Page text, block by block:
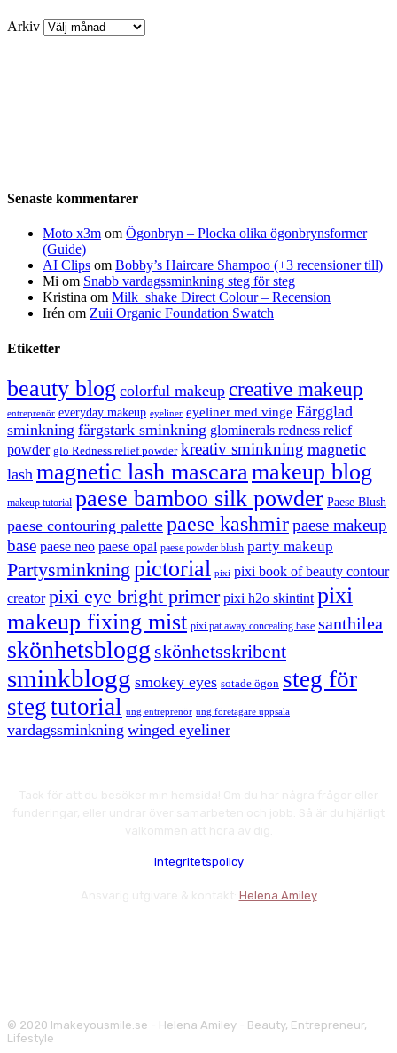
Arkiv
Senaste kommentarer
Moto x3m om Ögonbryn – Plocka olika ögonbrynsformer
(Guide)
AI Clips om Bobby’s Haircare Shampoo (+3 recensioner till)
Mi om Snabb vardagssminkning steg för steg
Kristina om Milk_shake Direct Colour – Recension
Irén om Zuii Organic Foundation Swatch
Etiketter
beauty blog colorful makeup creative makeup
entreprenör everyday makeup eyeliner eyeliner med vinge Färgglad
sminkning färgstark sminkning glominerals redness relief
powder glo Redness relief powder kreativ sminkning magnetic
lash magnetic lash mascaramakeup blog
makeup tutorial paese bamboo silk powder Paese Blush
paese contouring palette paese kashmirpaese makeup
base paese neo paese opal paese powder blush party makeup
Partysminkning pictorial pixi pixi book of beauty contour
creator pixi eye bright primer pixi h2o skintint pixi
makeup fixing mist pixi pat away concealing base santhilea
skönhetsblogg skönhetsskribent
sminkblogg smokey eyes sotade ögon steg för
stegtutorial ung entreprenör ung företagare uppsala
vardagssminkning winged eyeliner
Integritetspolicy
Helena Amiley
© 2020 Imakeyousmile.se - Helena Amiley - Beauty, Entrepreneur,
Lifestyle